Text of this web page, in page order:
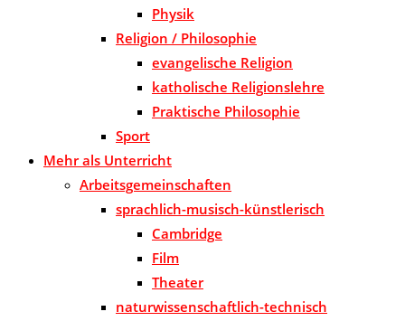
Physik
Religion / Philosophie
evangelische Religion
katholische Religionslehre
Praktische Philosophie
Sport
Mehr als Unterricht
Arbeitsgemeinschaften
sprachlich-musisch-künstlerisch
Cambridge
Film
Theater
naturwissenschaftlich-technisch